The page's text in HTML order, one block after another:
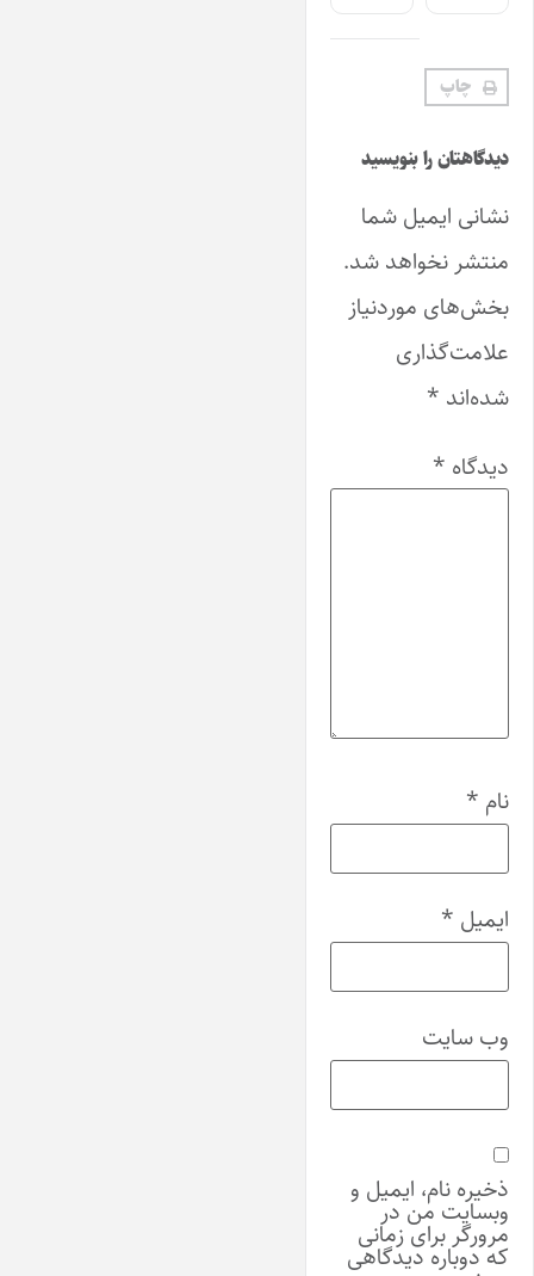
چاپ
دیدگاهتان را بنویسید
نشانی ایمیل شما
منتشر نخواهد شد.
بخش‌های موردنیاز
علامت‌گذاری
شده‌اند *
دیدگاه *
نام *
ایمیل *
وب‌ سایت
ذخیره نام، ایمیل و
وبسایت من در
مرورگر برای زمانی
که دوباره دیدگاهی